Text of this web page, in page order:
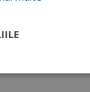
în totalitate.
de a nu fi de
Politica de